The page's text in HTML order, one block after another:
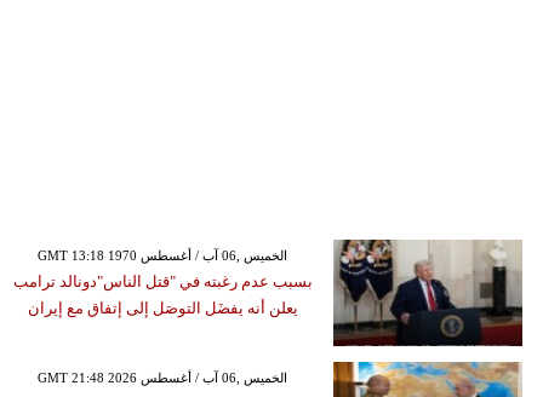
GMT 13:18 1970 الخميس ,06 آب / أغسطس
بسبب عدم رغبته في "قتل الناس"دونالد ترامب
يعلن أنه يفضَل التوصَل إلى إتفاق مع إيران
GMT 21:48 2026 الخميس ,06 آب / أغسطس